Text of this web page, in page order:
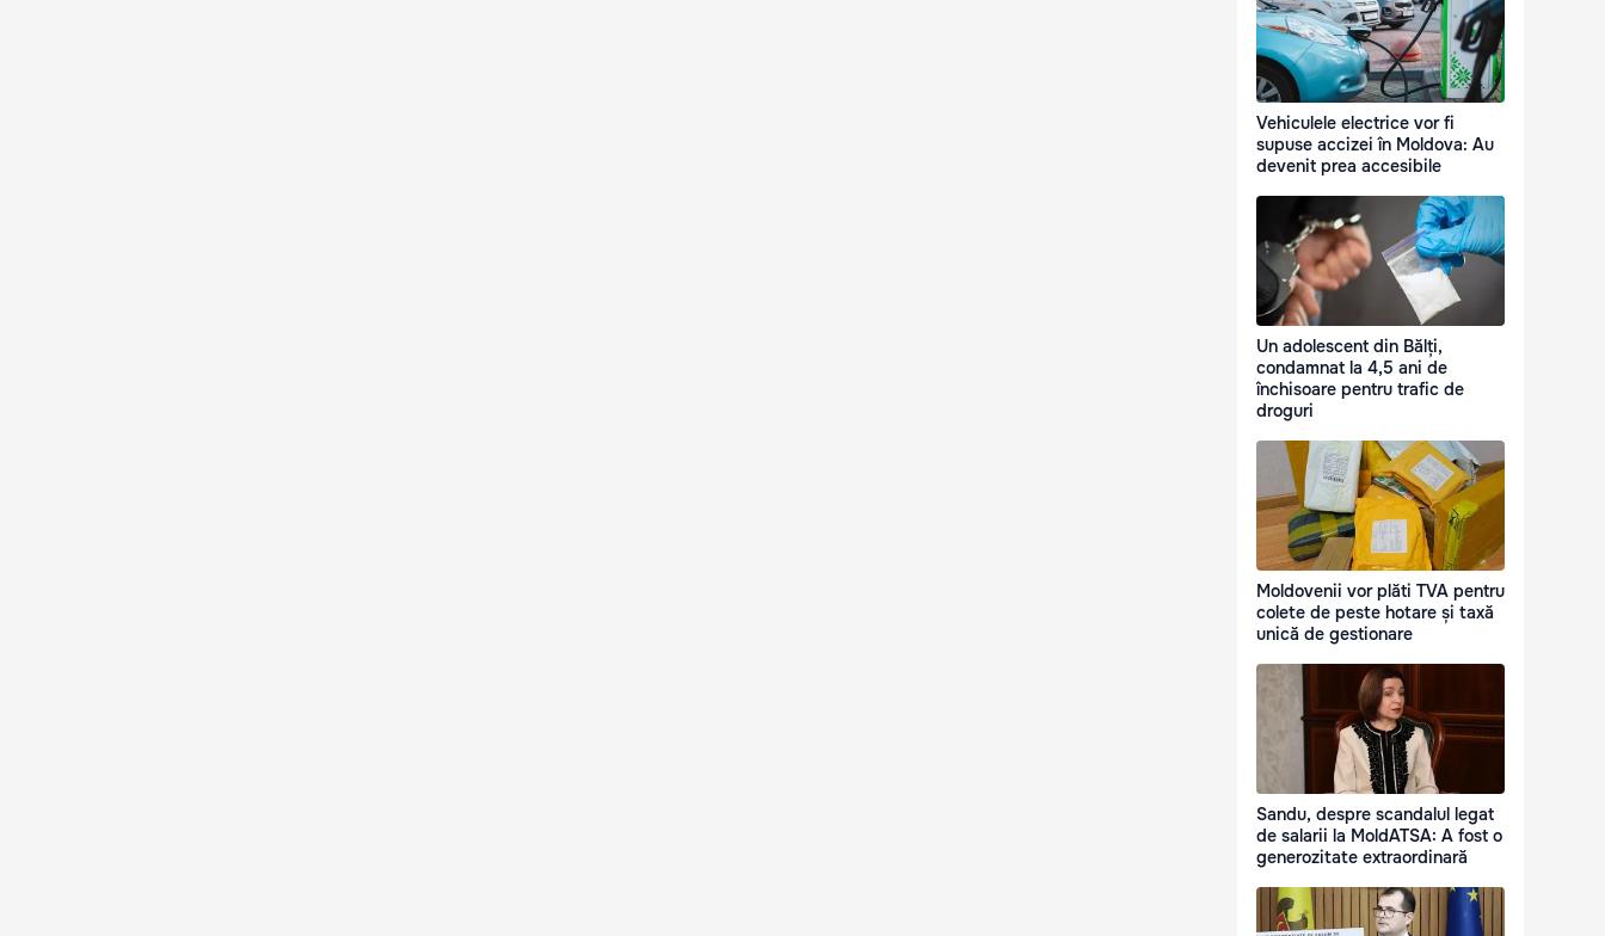
Vehiculele electrice vor fi
supuse accizei în Moldova: Au
devenit prea accesibile
Un adolescent din Bălți,
condamnat la 4,5 ani de
închisoare pentru trafic de
droguri
Moldovenii vor plăti TVA pentru
colete de peste hotare și taxă
unică de gestionare
Sandu, despre scandalul legat
de salarii la MoldATSA: A fost o
generozitate extraordinară